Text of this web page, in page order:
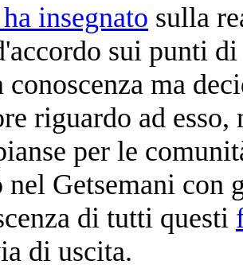
insegnato sulla
sui punti
conoscenza ma
riguardo ad
per le
nel Getsemani con
di tutti questi
di uscita.